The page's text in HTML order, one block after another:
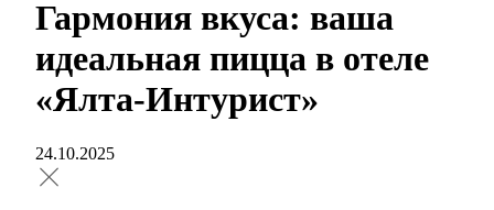
Гармония вкуса: ваша
идеальная пицца в отеле
«Ялта-Интурист»
24.10.2025